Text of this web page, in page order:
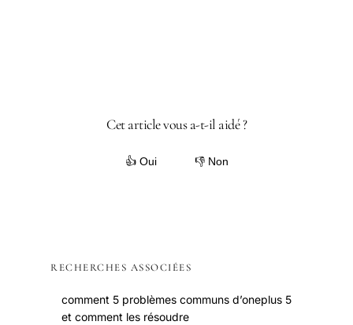
Cet article vous a-t-il aidé ?
👍 Oui 👎 Non
RECHERCHES ASSOCIÉES
comment 5 problèmes communs d’oneplus 5
et comment les résoudre